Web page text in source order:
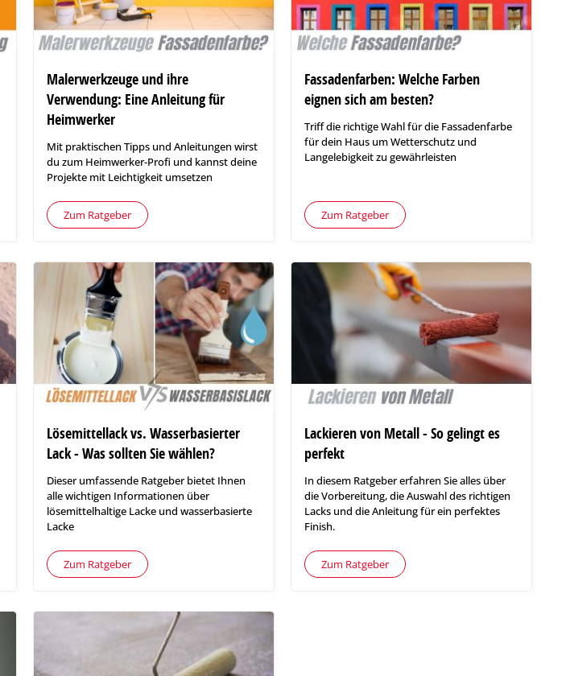
Malerwerkzeuge und ihre
Verwendung: Eine Anleitung für
Heimwerker
Mit praktischen Tipps und Anleitungen wirst
du zum Heimwerker-Profi und kannst deine
Projekte mit Leichtigkeit umsetzen
Zum Ratgeber
Fassadenfarben: Welche Farben
eignen sich am besten?
Triff die richtige Wahl für die Fassadenfarbe
für dein Haus um Wetterschutz und
Langelebigkeit zu gewährleisten
Zum Ratgeber
Lösemittellack vs. Wasserbasierter
Lack - Was sollten Sie wählen?
Dieser umfassende Ratgeber bietet Ihnen
alle wichtigen Informationen über
lösemittelhaltige Lacke und wasserbasierte
Lacke
Zum Ratgeber
Lackieren von Metall - So gelingt es
perfekt
In diesem Ratgeber erfahren Sie alles über
die Vorbereitung, die Auswahl des richtigen
Lacks und die Anleitung für ein perfektes
Finish.
Zum Ratgeber